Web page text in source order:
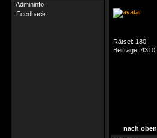
Admininfo
Feedback
Rätsel: 180
Beiträge: 4310
nach oben